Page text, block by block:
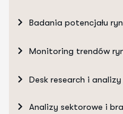
Badania potencjału
Monitoring trendów
Desk research i
Analizy sektorowe i